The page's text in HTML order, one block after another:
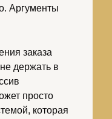
Аргументы
заказа
держать в
просто
которая